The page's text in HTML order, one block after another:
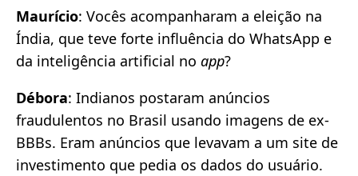
Maurício: Vocês acompanharam a eleição na
Índia, que teve forte influência do WhatsApp e
da inteligência artificial no app?
Débora: Indianos postaram anúncios
fraudulentos no Brasil usando imagens de ex-
BBBs. Eram anúncios que levavam a um site de
investimento que pedia os dados do usuário.